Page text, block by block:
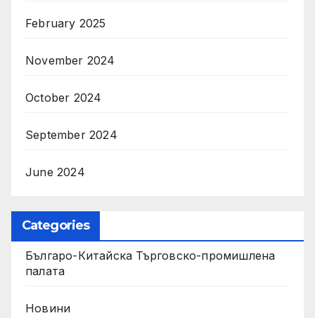
February 2025
November 2024
October 2024
September 2024
June 2024
Categories
Българо-Китайска Търговско-промишлена
палaта
Новини